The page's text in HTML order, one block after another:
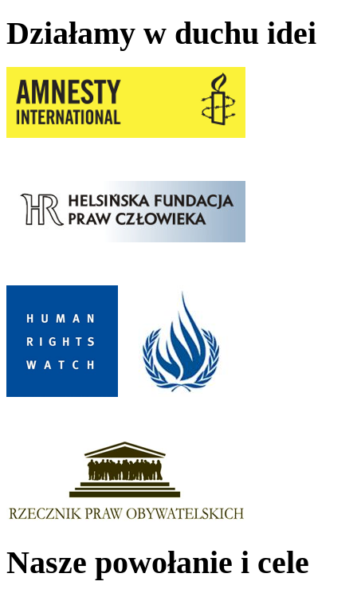
Działamy w duchu idei
Nasze powołanie i cele